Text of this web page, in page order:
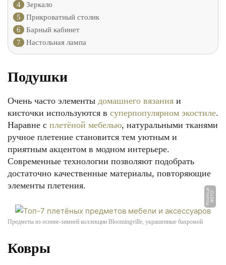
4
Зеркало
5
Прикроватный столик
6
Барный кабинет
7
Настольная лампа
Подушки
Очень часто элементы домашнего вязания и
кисточки используются в суперпопулярном экостиле.
Наравне с плетёной мебелью, натуральными тканями
ручное плетение становится тем уютным и
приятным акцентом в модном интерьере.
Современные технологии позволяют подобрать
достаточно качественные материалы, повторяющие
элементы плетения.
Ф
О
Т
О:
f
f
s
t
a
ti
c.
pl
Предметы из осенне-зимней коллекции Bloomingville, украшенные бахромой
Ковры